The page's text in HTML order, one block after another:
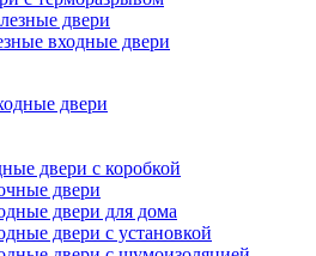
двери
входные двери
двери
двери с коробкой
двери
двери для дома
двери с установкой